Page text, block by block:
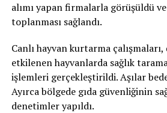
alımı yapan firmalarla görüşüldü
toplanması sağlandı.
Canlı hayvan kurtarma
etkilenen hayvanlarda sağlık
işlemleri gerçekleştirildi. Aşılar
Ayırca bölgede gıda güvenliğinin
denetimler yapıldı.